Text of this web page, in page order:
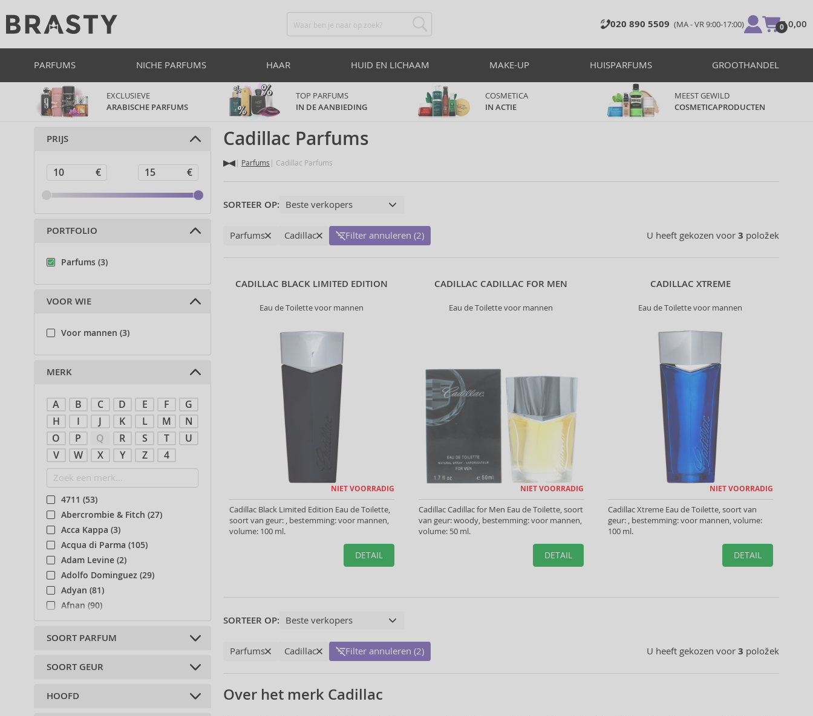
020 890 5509 (MA - VR 9:00-17:00) 0
€ 0,00
PARFUMS NICHE PARFUMS HAAR HUID EN LICHAAM MAKE-UP HUISPARFUMS GROOTHANDEL
EXCLUSIEVE
ARABISCHE PARFUMS
TOP PARFUMS
IN DE AANBIEDING
COSMETICA
IN ACTIE
MEEST GEWILD
COSMETICAPRODUCTEN
Cadillac Parfums
Parfums Cadillac Parfums
SORTEER OP:
U heeft gekozen voor 3 položek
Parfums Cadillac Filter annuleren (2)
CADILLAC BLACK LIMITED EDITION
Eau de Toilette voor mannen
NIET VOORRADIG
Cadillac Black Limited Edition Eau de Toilette,
soort van geur: , bestemming: voor mannen,
volume: 100 ml.
DETAIL
CADILLAC CADILLAC FOR MEN
Eau de Toilette voor mannen
NIET VOORRADIG
Cadillac Cadillac for Men Eau de Toilette, soort
van geur: woody, bestemming: voor mannen,
volume: 50 ml.
DETAIL
CADILLAC XTREME
Eau de Toilette voor mannen
NIET VOORRADIG
Cadillac Xtreme Eau de Toilette, soort van
geur: , bestemming: voor mannen, volume:
100 ml.
DETAIL
SORTEER OP:
U heeft gekozen voor 3 položek
Parfums Cadillac Filter annuleren (2)
Over het merk Cadillac
PRIJS
PORTFOLIO
Parfums (3)
VOOR WIE
Voor mannen (3)
MERK
A B C D E F
G
H
I J K L M
N
O
P Q R S T
U
V
W X Y Z 4
4711 (53)
Abercrombie & Fitch (27)
Acca Kappa (3)
Acqua di Parma (105)
Adam Levine (2)
Adolfo Dominguez (29)
Adyan (81)
Afnan (90)
Agent Provocateur (13)
Aigner (41)
Al Haramain (182)
Alberta Ferretti (1)
SOORT PARFUM
Eau de Toilette (3)
SOORT GEUR
woody (1)
HOOFD